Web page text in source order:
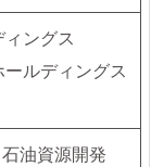
ングス
ルディングス
油資源開発